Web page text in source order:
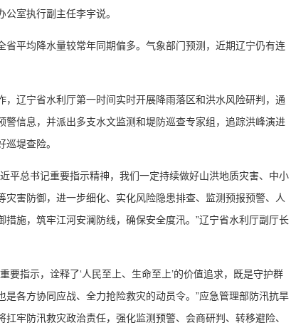
公室执行副主任李宇说。
省平均降水量较常年同期偏多。气象部门预测，近期辽宁仍有连
，辽宁省水利厅第一时间实时开展降雨落区和洪水风险研判，通
警信息，并派出多支水文监测和堤防巡查专家组，追踪洪峰演进
堤查险。
平总书记重要指示精神，我们一定持续做好山洪地质灾害、中小
灾害防御，进一步细化、实化风险隐患排查、监测预报预警、人
措施，筑牢江河安澜防线，确保安全度汛。”辽宁省水利厅副厅长
要指示，诠释了‘人民至上、生命至上’的价值追求，既是守护群
是各方协同应战、全力抢险救灾的动员令。”应急管理部防汛抗旱
扛牢防汛救灾政治责任，强化监测预警、会商研判、转移避险、